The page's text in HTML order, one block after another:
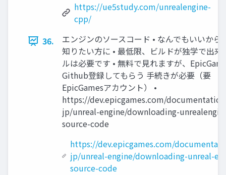
https://ue5study.com/unrealengine-
cpp/
36.
エンジンのソースコード • なんでもいいから
知りたい方に • 最低限、ビルドが独学で出来
ルは必要です • 無料で見れますが、
Github登録してもらう 手続きが必要（要
EpicGamesアカウント） •
https://dev.epicgames.com/
jp/unreal-engine/downloading-
source-code
https://dev.epicgames.com/
jp/unreal-engine/downloading-unreal-
source-code